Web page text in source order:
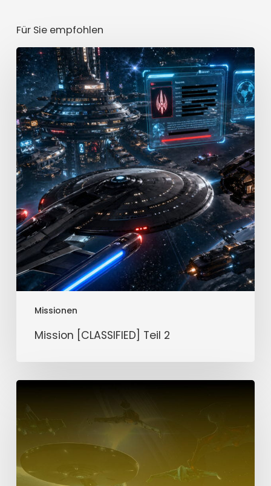
Für Sie empfohlen
Missionen
Mission
[CLASSIFIED]
Teil
2
Mission [CLASSIFIED] Teil 2
[CLASSIFIED]
Teil